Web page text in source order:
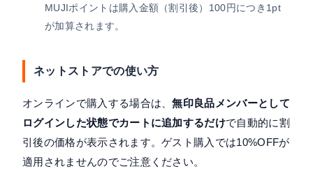
MUJIポイントは購入金額（割引後）100円につき1pt
が加算されます。
ネットストアでの使い方
オンラインで購入する場合は、無印良品メンバーとして
ログインした状態でカートに追加するだけで自動的に割
引後の価格が表示されます。ゲスト購入では10%OFFが
適用されませんのでご注意ください。